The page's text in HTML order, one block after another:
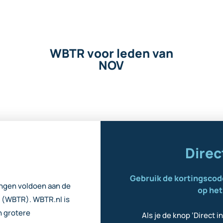
WBTR voor leden van
NOV
voldoen aan de
WBTR.nl is
grotere
Gebruik de
op
Als je de knop ‘Direct